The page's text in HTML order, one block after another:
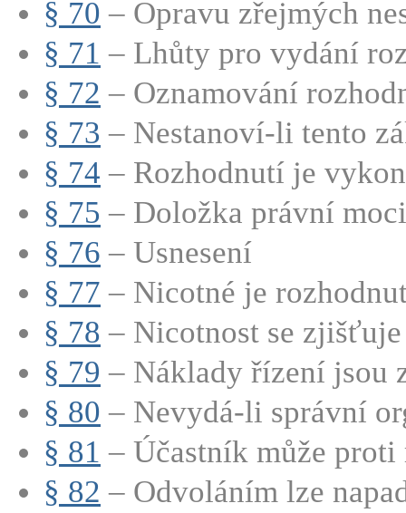
§ 70 – Opravu zřejmých
§ 71 – Lhůty pro vydání
§ 72 – Oznamování
§ 73 – Nestanoví-li tento
§ 74 – Rozhodnutí je
§ 75 – Doložka právní
§ 76 – Usnesení
§ 77 – Nicotné je
§ 78 – Nicotnost se
§ 79 – Náklady řízení jsou
§ 80 – Nevydá-li správní
§ 81 – Účastník může proti
§ 82 – Odvoláním lze